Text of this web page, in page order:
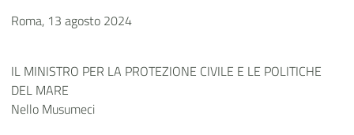
Roma, 13 agosto 2024
IL MINISTRO PER LA PROTEZIONE CIVILE E LE POLITICHE
DEL MARE
Nello Musumeci